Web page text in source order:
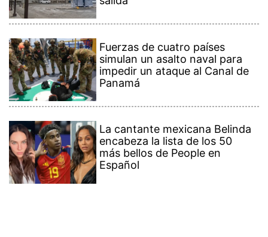
Fuerzas de cuatro países
simulan un asalto naval para
impedir un ataque al Canal de
Panamá
La cantante mexicana Belinda
encabeza la lista de los 50
más bellos de People en
Español